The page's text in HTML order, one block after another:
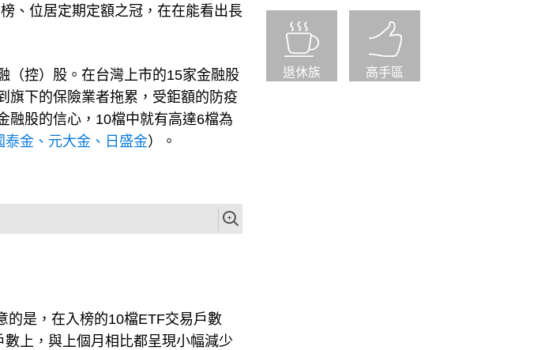
、位居定期定額之冠，在在能看出長
（控）股。在台灣上市的15家金融股
旗下的保險業者拖累，受鉅額的防疫
融股的信心，10檔中就有高達6檔為
金、元大金、日盛金）。
的是，在入榜的10檔ETF交易戶數
上，與上個月相比都呈現小幅減少
退休族 高手區